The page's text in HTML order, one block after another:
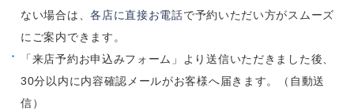
ない場合は、各店に直接お電話で予約いただい方がスムーズ
にご案内できます。
「来店予約お申込みフォーム」より送信いただきました後、
30分以内に内容確認メールがお客様へ届きます。（自動送
信）